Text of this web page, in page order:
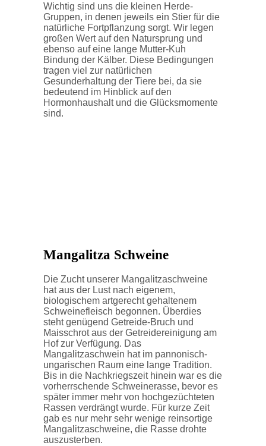
Wichtig sind uns die kleinen Herde-
Gruppen, in denen jeweils ein Stier für die
natürliche Fortpflanzung sorgt. Wir legen
großen Wert auf den Natursprung und
ebenso auf eine lange Mutter-Kuh
Bindung der Kälber. Diese Bedingungen
tragen viel zur natürlichen
Gesunderhaltung der Tiere bei, da sie
bedeutend im Hinblick auf den
Hormonhaushalt und die Glücksmomente
sind.
Mangalitza Schweine
Die Zucht unserer Mangalitzaschweine
hat aus der Lust nach eigenem,
biologischem artgerecht gehaltenem
Schweinefleisch begonnen. Überdies
steht genügend Getreide-Bruch und
Maisschrot aus der Getreidereinigung am
Hof zur Verfügung. Das
Mangalitzaschwein hat im pannonisch-
ungarischen Raum eine lange Tradition.
Bis in die Nachkriegszeit hinein war es die
vorherrschende Schweinerasse, bevor es
später immer mehr von hochgezüchteten
Rassen verdrängt wurde. Für kurze Zeit
gab es nur mehr sehr wenige reinsortige
Mangalitzaschweine, die Rasse drohte
auszusterben.